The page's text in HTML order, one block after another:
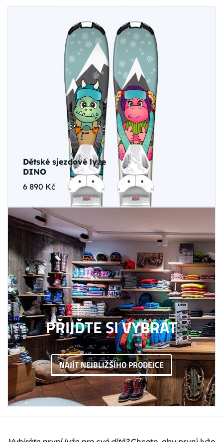
Dětské sjezdové lyže
DINO
6 890 Kč
PŘIJĎTE SI VYBRAT
NAJÍT NEJBLIŽŠÍHO PRODEJCE